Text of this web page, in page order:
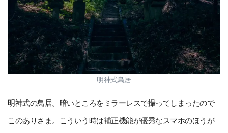
明神式鳥居
明神式の鳥居。暗いところをミラーレスで撮ってしまったので
このありさま。こういう時は補正機能が優秀なスマホのほうが